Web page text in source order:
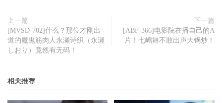
淆，如果照事实报导的话可能会有吸引力不够的问题(因为
偶像资历太短了)，所以必须把这个真的当过偶像的女孩写
得厉害一点～
看看她有没有办法在艾薇界立足。
上一篇
[MVSD-702]什么？那位才刚出
道的魔鬼筋肉人永濑诗织（永瀬
しおり）竟然有无码！
下一篇
[ABF-366]电影院在播自己的A
片！七嶋舞不敢出声大锅炒！
相关推荐